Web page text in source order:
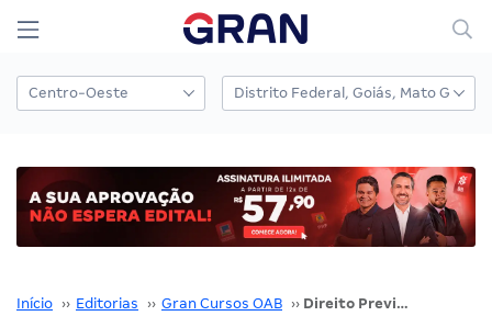
Início ›› Editorias ›› Gran Cursos OAB ›› Direito Previdenciário: saiba tudo sobre o assunto